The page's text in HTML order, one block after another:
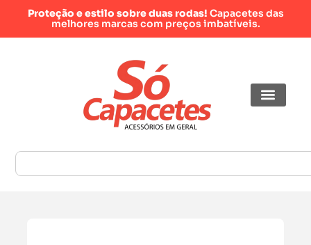
Proteção e estilo sobre duas rodas! Capacetes das
melhores marcas com preços imbatíveis.